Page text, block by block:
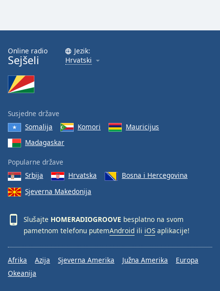
Online radio
Sejšeli
Jezik:
Hrvatski
Susjedne države
Somalija
Komori
Mauricijus
Madagaskar
Popularne države
Srbija
Hrvatska
Bosna i Hercegovina
Sjeverna Makedonija
Slušajte HOMERADIOGROOVE besplatno na svom
pametnom telefonu putemAndroid ili iOS aplikacije!
Afrika Azija Sjeverna Amerika Južna Amerika
Europa
Okeanija